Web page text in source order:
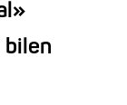
bilen